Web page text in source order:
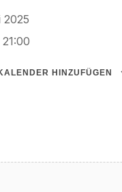
2025
HINZUFÜGEN